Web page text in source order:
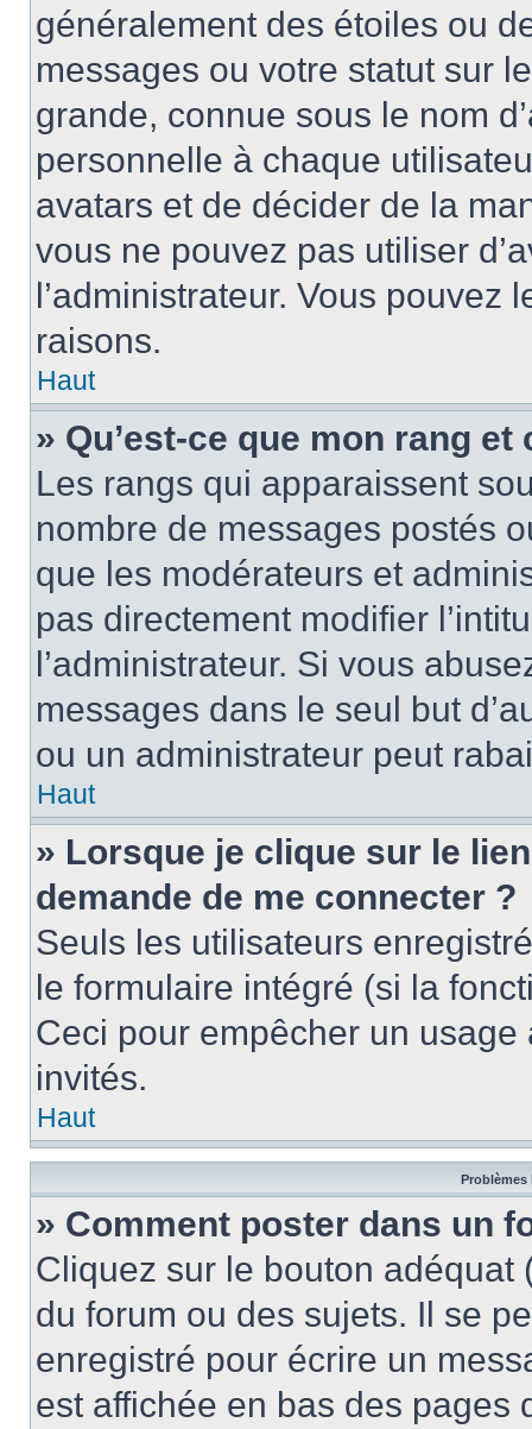
généralement des étoiles ou
messages ou votre statut sur
grande, connue sous le nom
personnelle à chaque
avatars et de décider de la
vous ne pouvez pas utiliser
l’administrateur. Vous pouvez
raisons.
Haut
» Qu’est-ce que mon rang
Les rangs qui apparaissent
nombre de messages postés
que les modérateurs et
pas directement modifier
l’administrateur. Si vous
messages dans le seul but
ou un administrateur peut
Haut
» Lorsque je clique sur le
demande de me connecter ?
Seuls les utilisateurs
le formulaire intégré (si la
Ceci pour empêcher un
invités.
Haut
Problèmes
» Comment poster dans un
Cliquez sur le bouton
du forum ou des sujets. Il se
enregistré pour écrire un
est affichée en bas des pages